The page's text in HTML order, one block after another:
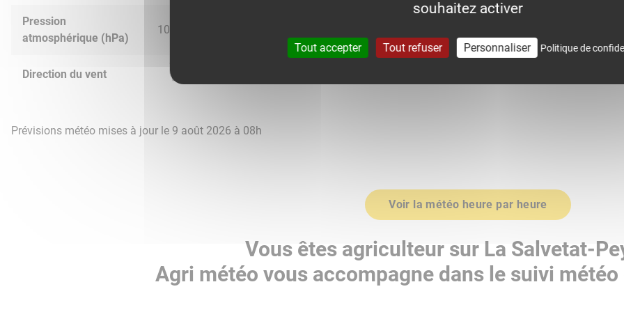
Pression
atmosphérique (hPa)
1015.0
Direction du vent
Prévisions météo mises à jour le 9 août 2026 à 08h
Voir la météo heure par heure
Vous êtes agriculteur sur La Salvetat-
Agri météo vous accompagne dans le suivi
souhaitez activer
Tout accepter Tout refuser Personnaliser Politique de